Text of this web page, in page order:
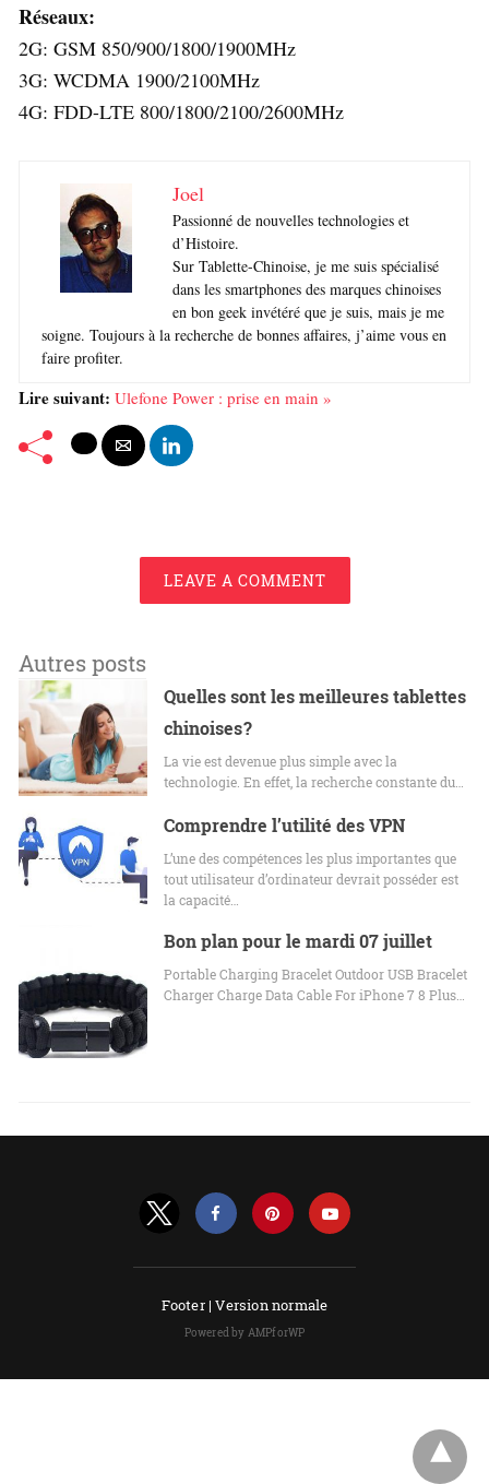
Réseaux:
2G: GSM 850/900/1800/1900MHz
3G: WCDMA 1900/2100MHz
4G: FDD-LTE 800/1800/2100/2600MHz
Joel
Passionné de nouvelles technologies et
d’Histoire.
Sur Tablette-Chinoise, je me suis spécialisé
dans les smartphones des marques chinoises
en bon geek invétéré que je suis, mais je me
soigne. Toujours à la recherche de bonnes affaires, j’aime vous en
faire profiter.
Lire suivant: Ulefone Power : prise en main »
LEAVE A COMMENT
Autres posts
Quelles sont les meilleures tablettes
chinoises ?
La vie est devenue plus simple avec la
technologie. En effet, la recherche constante du…
Comprendre l’utilité des VPN
L’une des compétences les plus importantes que
tout utilisateur d’ordinateur devrait posséder est
la capacité…
Bon plan pour le mardi 07 juillet
Portable Charging Bracelet Outdoor USB Bracelet
Charger Charge Data Cable For iPhone 7 8 Plus…
Footer |Version normale
Powered by AMPforWP